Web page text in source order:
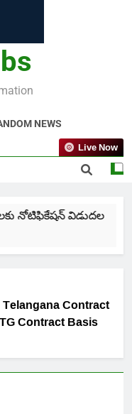
NEWS
Live Now
విడుదల
Telangana Contract
Contract Basis